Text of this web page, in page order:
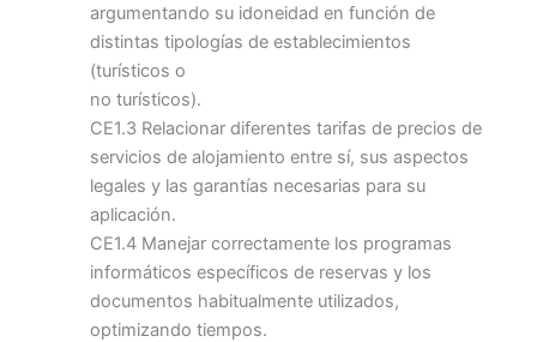
argumentando su idoneidad en función de
distintas tipologías de establecimientos
(turísticos o
no turísticos).
CE1.3 Relacionar diferentes tarifas de precios de
servicios de alojamiento entre sí, sus aspectos
legales y las garantías necesarias para su
aplicación.
CE1.4 Manejar correctamente los programas
informáticos específicos de reservas y los
documentos habitualmente utilizados,
optimizando tiempos.